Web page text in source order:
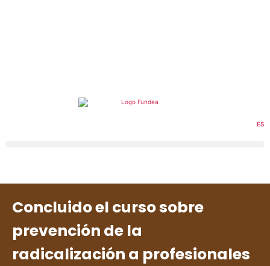
ES
AR
Concluido el curso sobre
prevención de la
radicalización a profesionales